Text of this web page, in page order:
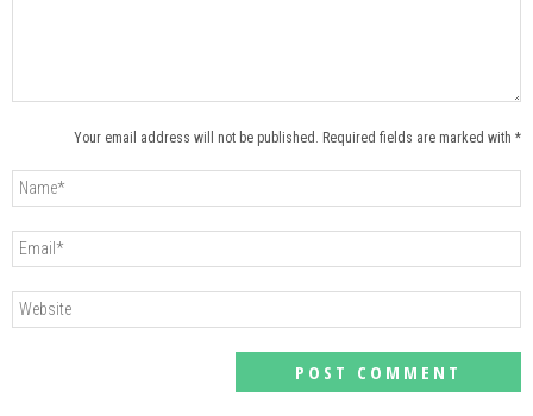
Your email address will not be published. Required fields are marked with *